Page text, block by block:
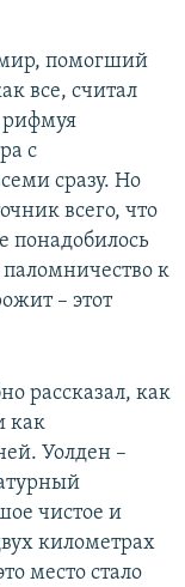
помогший
все, считал
рифмуя
с
сразу. Но
всего, что
понадобилось
паломничество к
– этот
рассказал, как
как
Уолден –
чистое и
километрах
место стало